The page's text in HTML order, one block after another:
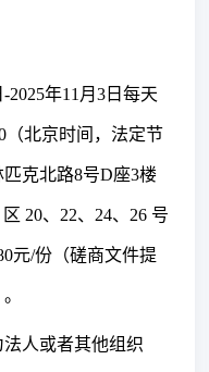
-2025年11 月 3 日每天
（北京时间，法定节
克北路8号D座3楼
20、22、24、26 号
元/份（磋商文件提
法人或者其他组织